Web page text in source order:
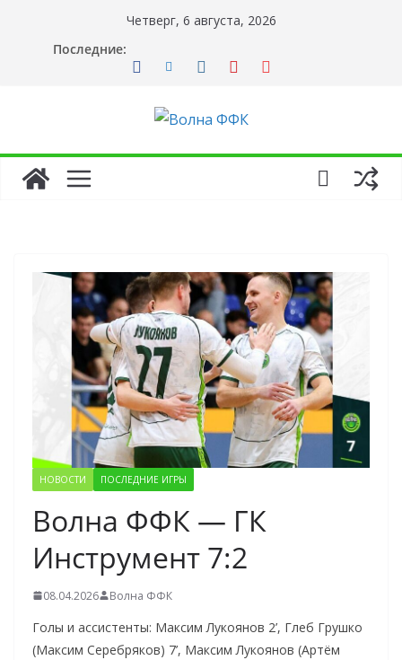
содержимому
Четверг, 6 августа, 2026
Последние:
НОВОСТИ ПОСЛЕДНИЕ ИГРЫ
Волна ФФК — ГК
Инструмент 7:2
08.04.2026 Волна ФФК
Голы и ассистенты: Максим Лукоянов 2’, Глеб Грушко
(Максим Серебряков) 7’, Максим Лукоянов (Артём